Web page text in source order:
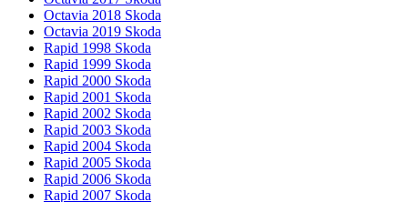
Octavia 2018 Skoda
Octavia 2019 Skoda
Rapid 1998 Skoda
Rapid 1999 Skoda
Rapid 2000 Skoda
Rapid 2001 Skoda
Rapid 2002 Skoda
Rapid 2003 Skoda
Rapid 2004 Skoda
Rapid 2005 Skoda
Rapid 2006 Skoda
Rapid 2007 Skoda